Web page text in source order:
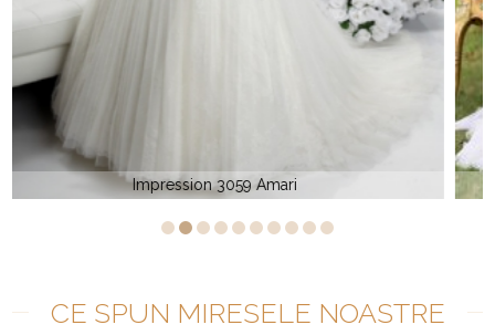
Ashley Justin 10467
CE SPUN MIRESELE NOASTRE